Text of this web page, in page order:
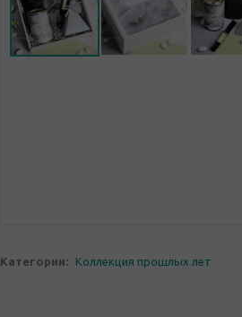
Категории: Коллекция прошлых лет